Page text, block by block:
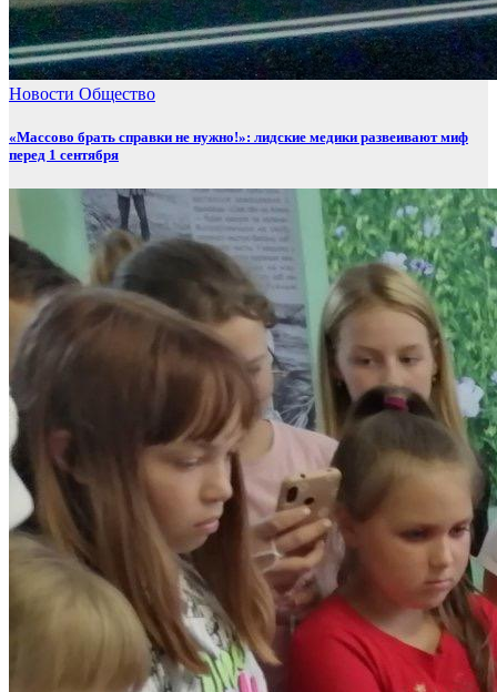
Новости Общество
«Массово брать справки не нужно!»: лидские медики развеивают миф
перед 1 сентября